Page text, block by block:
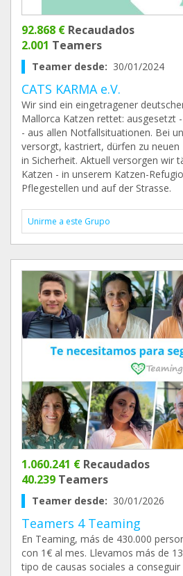
92.868 € Recaudados
2.001 Teamers
Teamer desde: 30/01/2024
CATS KARMA e.V.
Wir sind ein eingetragener
Mallorca Katzen rettet: ausgesetzt
- aus allen Notfallsituationen. Bei
versorgt, kastriert, dürfen zu
in Sicherheit. Aktuell versorgen wir
Katzen - in unserem Katzen-
Pflegestellen und auf der Strasse.
Unirme a este Grupo
1.060.241 € Recaudados
40.239 Teamers
Teamer desde: 30/01/2026
Teamers 4 Teaming
En Teaming, más de 430.000
con 1€ al mes. Llevamos más de
tipo de causas sociales a